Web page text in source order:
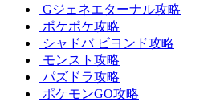
Gジェネエターナル攻略
ポケポケ攻略
シャドバ ビヨンド攻略
モンスト攻略
パズドラ攻略
ポケモンGO攻略